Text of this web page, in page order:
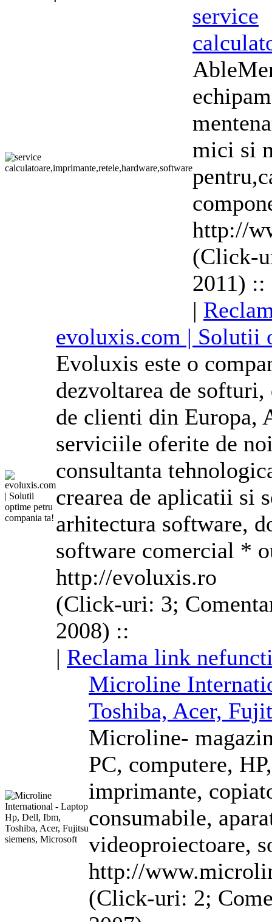
service
mici si
http://
(Click-
2011) ::
|
evoluxis.com | Solutii
Evoluxis este o
dezvoltarea de softuri,
de clienti din Europa,
serviciile oferite de
consultanta
crearea de aplicatii si
arhitectura software,
software comercial *
http://evoluxis.ro
(Click-uri: 3;
2008) ::
| Reclama link
Microline
Toshiba, Acer,
Microline-
PC, computere,
imprimante,
consumabile,
videoproiectoare,
http://
(Click-uri: 2;